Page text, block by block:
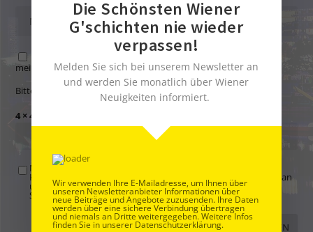
Name, E-Mail-Adresse und Website in diesem Browser für
meinen nächsten Kommentar speichern.
Bitte gib eine Antwort in Ziffern ein:
4 × 4 =
Mit der Nutzung dieses Formulars übertragen Sie Ihren
Kommentar, Name, Email und IP-Adresse (und ev. Webseite) an
uns und erklären sich einverstanden, dass diese auf unserem
Server gespeichert werden. SieheDatenschutzbelehrung
Die Schönsten Wiener
G'schichten nie wieder
verpassen!
Melden Sie sich bei unserem Newsletter an
und werden Sie monatlich über Wiener
Neuigkeiten informiert.
Wir verwenden Ihre E-Mailadresse, um Ihnen über
unseren Newsletteranbieter Informationen über
neue Beiträge und Angebote zuzusenden. Ihre Daten
werden über eine sichere Verbindung übertragen
und niemals an Dritte weitergegeben. Weitere Infos
finden Sie in unserer Datenschutzerklärung.